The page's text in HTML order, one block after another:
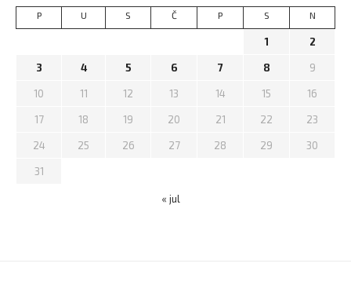
P U S Č P S N
1 2
3 4 5 6 7 8 9
10 11 12 13 14 15 16
17 18 19 20 21 22 23
24 25 26 27 28 29 30
31
« jul